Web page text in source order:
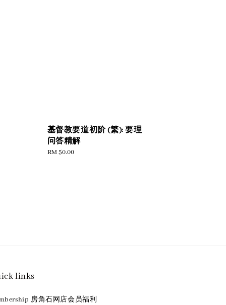
基督教要道初阶 (繁): 要理
问答精解
Regular
RM 50.00
links
房角石网店会员福利